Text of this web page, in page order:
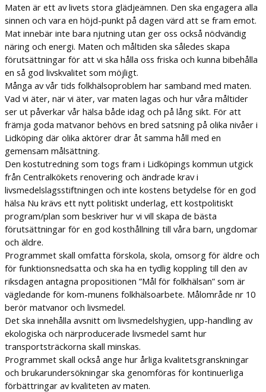
Maten är ett av livets stora glädjeämnen. Den ska engagera alla
sinnen och vara en höjd-punkt på dagen värd att se fram emot.
Mat innebär inte bara njutning utan ger oss också nödvändig
näring och energi. Maten och måltiden ska således skapa
förutsättningar för att vi ska hålla oss friska och kunna bibehålla
en så god livskvalitet som möjligt.
Många av vår tids folkhälsoproblem har samband med maten.
Vad vi äter, när vi äter, var maten lagas och hur våra måltider
ser ut påverkar vår hälsa både idag och på lång sikt. För att
främja goda matvanor behövs en bred satsning på olika nivåer i
Lidköping där olika aktörer drar åt samma håll med en
gemensam målsättning.
Den kostutredning som togs fram i Lidköpings kommun utgick
från Centralkökets renovering och ändrade krav i
livsmedelslagsstiftningen och inte kostens betydelse för en god
hälsa Nu krävs ett nytt politiskt underlag, ett kostpolitiskt
program/plan som beskriver hur vi vill skapa de bästa
förutsättningar för en god kosthållning till våra barn, ungdomar
och äldre.
Programmet skall omfatta förskola, skola, omsorg för äldre och
för funktionsnedsatta och ska ha en tydlig koppling till den av
riksdagen antagna propositionen ”Mål för folkhälsan” som är
vägledande för kom-munens folkhälsoarbete. Målområde nr 10
berör matvanor och livsmedel.
Det ska innehålla avsnitt om livsmedelshygien, upp-handling av
ekologiska och närproducerade livsmedel samt hur
transportsträckorna skall minskas.
Programmet skall också ange hur årliga kvalitetsgranskningar
och brukarundersökningar ska genomföras för kontinuerliga
förbättringar av kvaliteten av maten.